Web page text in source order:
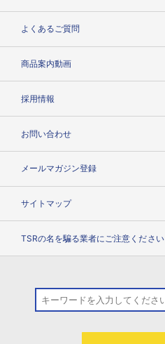
よくあるご質問
商品案内動画
採用情報
お問い合わせ
メールマガジン登録
サイトマップ
TSRの名を騙る業者にご注意ください